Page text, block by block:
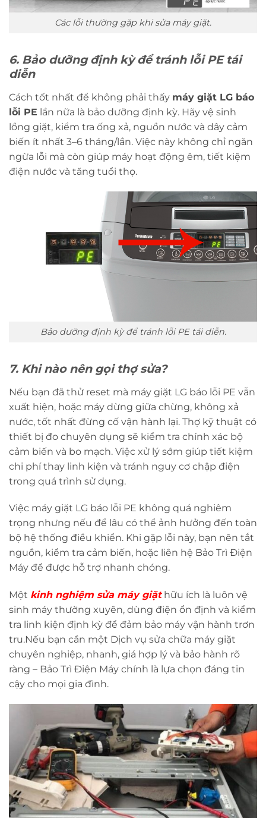
Các lỗi thường gặp khi sửa máy giặt.
6. Bảo dưỡng định kỳ để tránh lỗi PE tái
diễn
Cách tốt nhất để không phải thấy máy giặt LG báo
lỗi PE lần nữa là bảo dưỡng định kỳ. Hãy vệ sinh
lồng giặt, kiểm tra ống xả, nguồn nước và dây cảm
biến ít nhất 3–6 tháng/lần. Việc này không chỉ ngăn
ngừa lỗi mà còn giúp máy hoạt động êm, tiết kiệm
điện nước và tăng tuổi thọ.
Bảo dưỡng định kỳ để tránh lỗi PE tái diễn.
7. Khi nào nên gọi thợ sửa?
Nếu bạn đã thử reset mà máy giặt LG báo lỗi PE vẫn
xuất hiện, hoặc máy dừng giữa chừng, không xả
nước, tốt nhất đừng cố vận hành lại. Thợ kỹ thuật có
thiết bị đo chuyên dụng sẽ kiểm tra chính xác bộ
cảm biến và bo mạch. Việc xử lý sớm giúp tiết kiệm
chi phí thay linh kiện và tránh nguy cơ chập điện
trong quá trình sử dụng.
Việc máy giặt LG báo lỗi PE không quá nghiêm
trọng nhưng nếu để lâu có thể ảnh hưởng đến toàn
bộ hệ thống điều khiển. Khi gặp lỗi này, bạn nên tắt
nguồn, kiểm tra cảm biến, hoặc liên hệ Bảo Trì Điện
Máy để được hỗ trợ nhanh chóng.
Một kinh nghiệm sửa máy giặt hữu ích là luôn vệ
sinh máy thường xuyên, dùng điện ổn định và kiểm
tra linh kiện định kỳ để đảm bảo máy vận hành trơn
tru.Nếu bạn cần một Dịch vụ sửa chữa máy giặt
chuyên nghiệp, nhanh, giá hợp lý và bảo hành rõ
ràng – Bảo Trì Điện Máy chính là lựa chọn đáng tin
cậy cho mọi gia đình.